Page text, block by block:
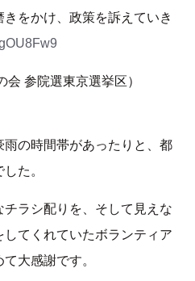
をかけ、政策を訴えていき
参院選東京選挙区）
の時間帯があったりと、都
た。
ラシ配りを、そして見えな
てくれていたボランティア
大感謝です。